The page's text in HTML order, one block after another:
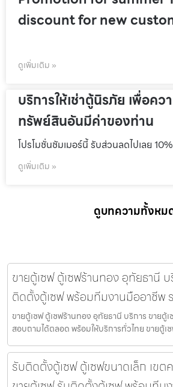
discount for new
ดูเพิ่มเติม »
บริการให้เช่าตู้นิรภัย เพื่อค
ทรัพย์สินอันมีค่าของท่าน
โปรโมชั่นชัมเมอร์นี้ รับส่วนลดไปเลย 10%
ดูเพิ่มเติม »
ดูบทความทั้งหม
ขายตู้เซฟ ตู้เซฟร้านทอง อุทัยธานี
ติดตั้งตู้เซฟ พร้อมทีมงานมืออาชีพ
ขายตู้เซฟ ตู้เซฟร้านทอง อุทัยธานี บริการ ขาย
สอบถามได้ตลอด พร้อมให้บริการทั่วไทย ขายตู้เ
รับติดตั้งตู้เซฟ ตู้เซฟขนาดเล็ก เขต